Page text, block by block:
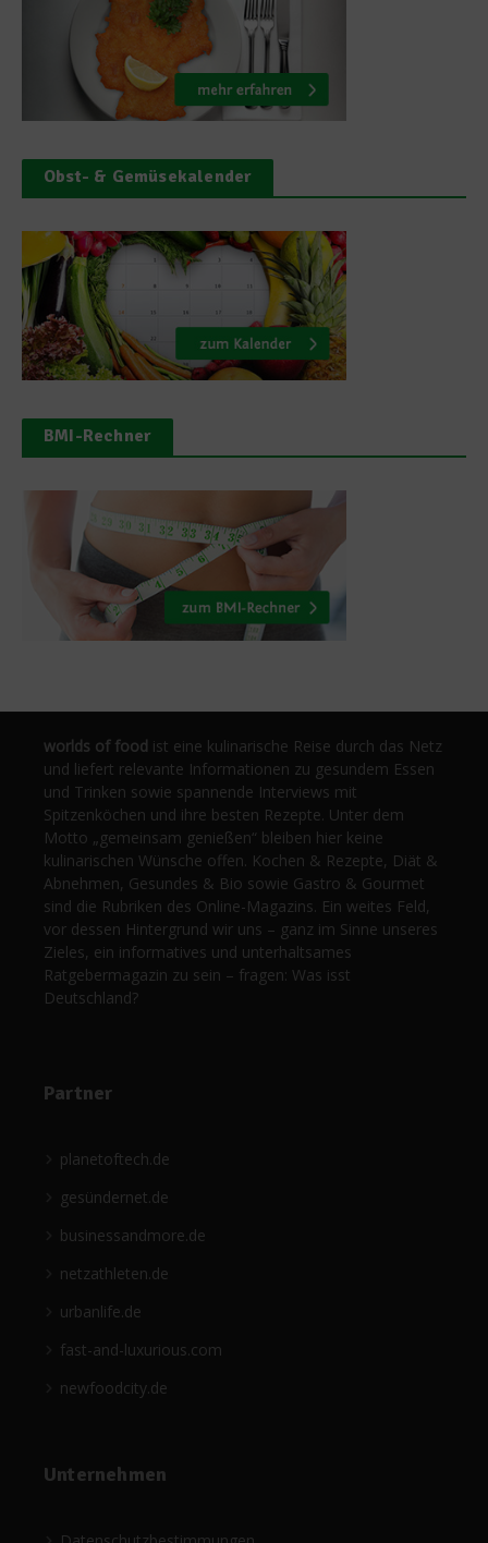
Obst- & Gemüsekalender
BMI-Rechner
worlds of food ist eine kulinarische Reise durch das Netz
und liefert relevante Informationen zu gesundem Essen
und Trinken sowie spannende Interviews mit
Spitzenköchen und ihre besten Rezepte. Unter dem
Motto „gemeinsam genießen“ bleiben hier keine
kulinarischen Wünsche offen. Kochen & Rezepte, Diät &
Abnehmen, Gesundes & Bio sowie Gastro & Gourmet
sind die Rubriken des Online-Magazins. Ein weites Feld,
vor dessen Hintergrund wir uns – ganz im Sinne unseres
Zieles, ein informatives und unterhaltsames
Ratgebermagazin zu sein – fragen: Was isst
Deutschland?
Partner
planetoftech.de
gesündernet.de
businessandmore.de
netzathleten.de
urbanlife.de
fast-and-luxurious.com
newfoodcity.de
Unternehmen